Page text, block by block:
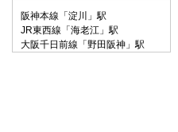
阪神本線「淀川」駅
JR東西線「海老江」駅
大阪千日前線「野田阪神」駅